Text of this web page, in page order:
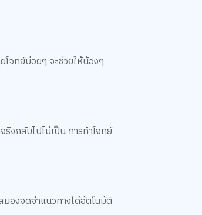
จทย์บ่อยๆ จะช่วยให้น้องๆ
ริงกลับไปไม่เป็น การทำโจทย์
องจดจำแนวทางได้อัตโนมัติ